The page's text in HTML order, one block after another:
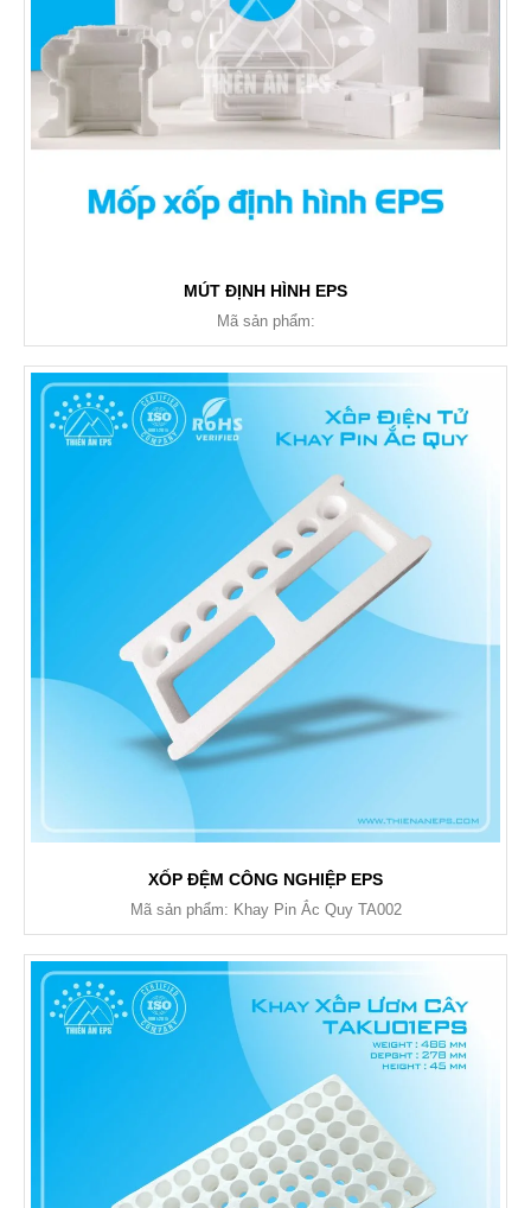
MÚT ĐỊNH HÌNH EPS
Mã sản phẩm:
XỐP ĐỆM CÔNG NGHIỆP EPS
Mã sản phẩm: Khay Pin Ắc Quy TA002